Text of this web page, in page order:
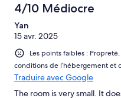
4/10 Médiocre
Yan
15 avr. 2025
Les points faibles :
conditions de l’hébergement et
Traduire avec Google
The room is very small. It